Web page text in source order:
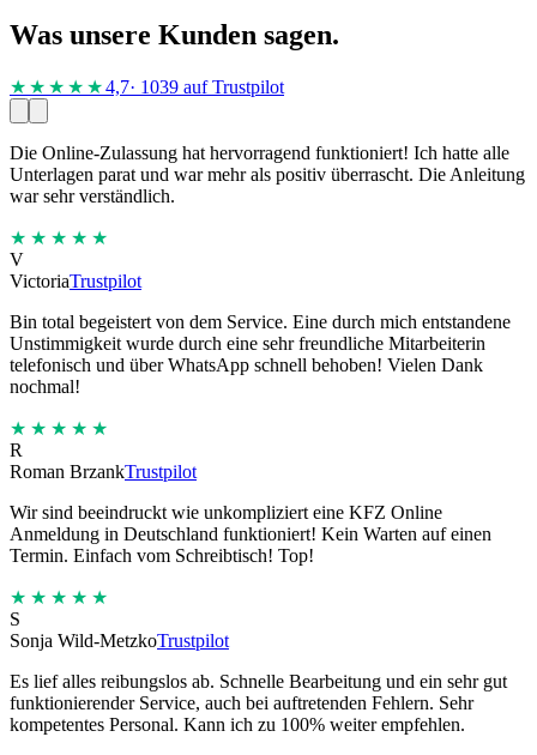
Was unsere Kunden sagen.
★★★★ ★4,7· 1039 auf Trustpilot
Die Online-Zulassung hat hervorragend funktioniert! Ich hatte alle
Unterlagen parat und war mehr als positiv überrascht. Die Anleitung
war sehr verständlich.
★★★★★
V
VictoriaTrustpilot
Bin total begeistert von dem Service. Eine durch mich entstandene
Unstimmigkeit wurde durch eine sehr freundliche Mitarbeiterin
telefonisch und über WhatsApp schnell behoben! Vielen Dank
nochmal!
★★★★★
R
Roman BrzankTrustpilot
Wir sind beeindruckt wie unkompliziert eine KFZ Online
Anmeldung in Deutschland funktioniert! Kein Warten auf einen
Termin. Einfach vom Schreibtisch! Top!
★★★★★
S
Sonja Wild-MetzkoTrustpilot
Es lief alles reibungslos ab. Schnelle Bearbeitung und ein sehr gut
funktionierender Service, auch bei auftretenden Fehlern. Sehr
kompetentes Personal. Kann ich zu 100% weiter empfehlen.